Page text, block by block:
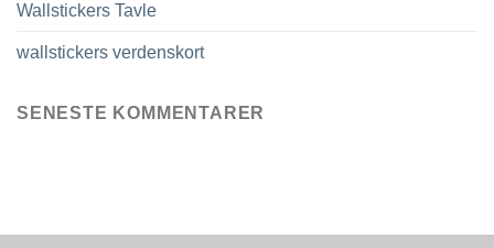
Wallstickers Tavle
wallstickers verdenskort
SENESTE KOMMENTARER